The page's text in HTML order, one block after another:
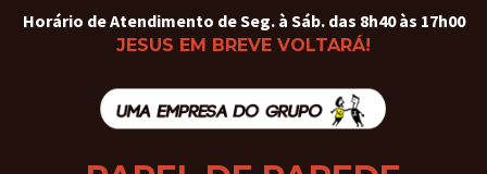
Horário de Atendimento de Seg. à Sáb. das 8h40 às 17h00
JESUS EM BREVE VOLTARÁ!